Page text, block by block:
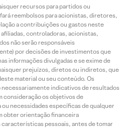
recursos para partidos ou
reembolsos para acionistas, diretores,
a contribuições ou gastos neste
controladoras, acionistas,
não serão responsáveis
por decisões de investimentos que
informações divulgadas e se exime de
prejuízos, diretos ou indiretos, que
material ou seu conteúdo. Os
indicativos de resultados
consideração os objetivos de
necessidades específicas de qualquer
obter orientação financeira
pessoais, antes de tomar